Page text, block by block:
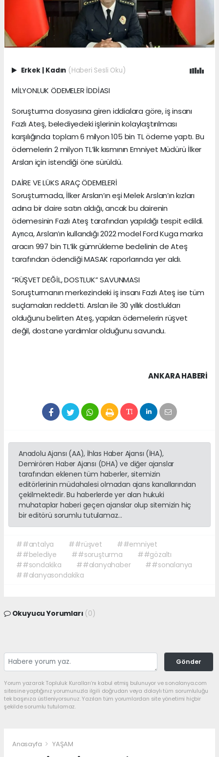
Erkek | Kadın (Haberi Sesli Oku)
MİLYONLUK ÖDEMELER İDDİASI
Soruşturma dosyasına giren iddialara göre, iş insanı
Fazlı Ateş, belediyedeki işlerinin kolaylaştırılması
karşılığında toplam 6 milyon 105 bin TL ödeme yaptı. Bu
ödemelerin 2 milyon TL’lik kısmının Emniyet Müdürü İlker
Arslan için istendiği öne sürüldü.
DAİRE VE LÜKS ARAÇ ÖDEMELERİ
Soruşturmada, İlker Arslan’ın eşi Melek Arslan’ın kızları
adına bir daire satın aldığı, ancak bu dairenin
ödemesinin Fazlı Ateş tarafından yapıldığı tespit edildi.
Ayrıca, Arslan’ın kullandığı 2022 model Ford Kuga marka
aracın 997 bin TL’lik gümrükleme bedelinin de Ateş
tarafından ödendiği MASAK raporlarında yer aldı.
“RÜŞVET DEĞİL, DOSTLUK” SAVUNMASI
Soruşturmanın merkezindeki iş insanı Fazlı Ateş ise tüm
suçlamaları reddetti. Arslan ile 30 yıllık dostlukları
olduğunu belirten Ateş, yapılan ödemelerin rüşvet
değil, dostane yardımlar olduğunu savundu.
ANKARA HABERİ
Anadolu Ajansı (AA), İhlas Haber Ajansı (İHA),
Demirören Haber Ajansı (DHA) ve diğer ajanslar
tarafından eklenen tüm haberler, sitemizin
editörlerinin müdahalesi olmadan ajans kanallarından
çekilmektedir. Bu haberlerde yer alan hukuki
muhataplar haberi geçen ajanslar olup sitemizin hiç
bir editörü sorumlu tutulamaz...
##antalya ##rüşvet
##emniyet
##belediye
##soruşturma
##gözaltı
##sondakika
##alanyahaber
##sonalanya
##alanyasondakika
Okuyucu Yorumları (0)
Gönder
Yorum yazarak Topluluk Kuralları’nı kabul etmiş bulunuyor ve sonalanya.com
sitesine yaptığınız yorumunuzla ilgili doğrudan veya dolaylı tüm sorumluluğu
tek başınıza üstleniyorsunuz. Yazılan tüm yorumlardan site yönetimi hiçbir
şekilde sorumlu tutulamaz.
Anasayfa YAŞAM